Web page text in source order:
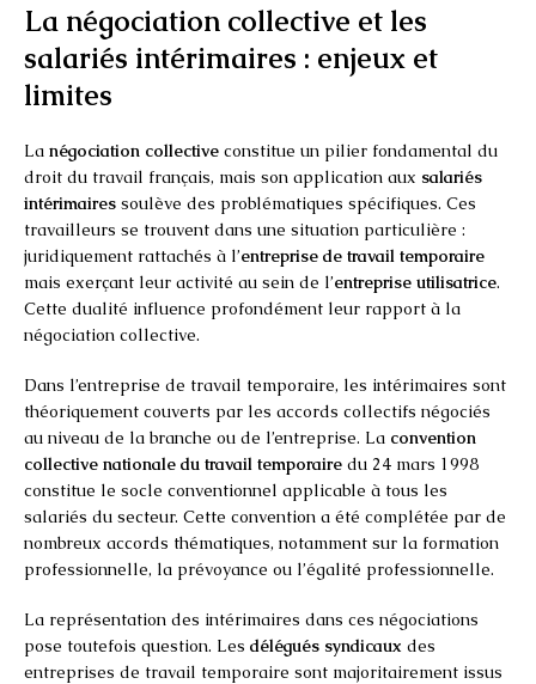
La négociation collective et les
salariés intérimaires : enjeux et
limites
La négociation collective constitue un pilier fondamental du
droit du travail français, mais son application aux salariés
intérimaires soulève des problématiques spécifiques. Ces
travailleurs se trouvent dans une situation particulière :
juridiquement rattachés à l’entreprise de travail temporaire
mais exerçant leur activité au sein de l’entreprise utilisatrice.
Cette dualité influence profondément leur rapport à la
négociation collective.
Dans l’entreprise de travail temporaire, les intérimaires sont
théoriquement couverts par les accords collectifs négociés
au niveau de la branche ou de l’entreprise. La convention
collective nationale du travail temporaire du 24 mars 1998
constitue le socle conventionnel applicable à tous les
salariés du secteur. Cette convention a été complétée par de
nombreux accords thématiques, notamment sur la formation
professionnelle, la prévoyance ou l’égalité professionnelle.
La représentation des intérimaires dans ces négociations
pose toutefois question. Les délégués syndicaux des
entreprises de travail temporaire sont majoritairement issus